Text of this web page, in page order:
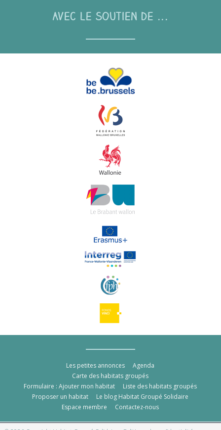
Avec le soutien de ...
Les petites annonces
Agenda
Carte des habitats groupés
Formulaire : Ajouter mon habitat
Liste des habitats groupés
Proposer un habitat
Le blog Habitat Groupé Solidaire
Espace membre
Contactez-nous